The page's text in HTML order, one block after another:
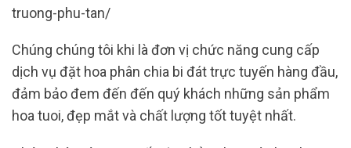
truong-phu-tan/
Chúng chúng tôi khi là đơn vị chức năng cung cấp
dịch vụ đặt hoa phân chia bi đát trực tuyến hàng đầu,
đảm bảo đem đến đến quý khách những sản phẩm
hoa tuoi, đẹp mắt và chất lượng tốt tuyệt nhất.